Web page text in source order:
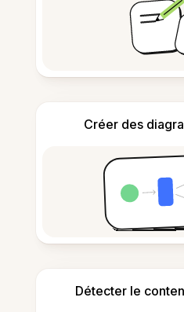
Créer des
Détecter le